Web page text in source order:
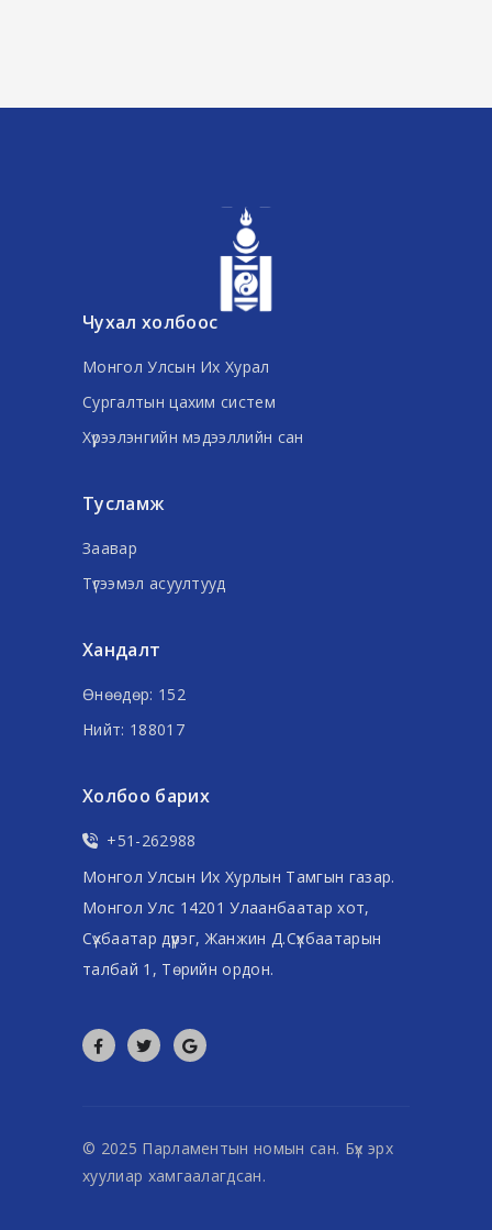
Чухал холбоос
Монгол Улсын Их Хурал
Сургалтын цахим систем
Хүрээлэнгийн мэдээллийн сан
Тусламж
Заавар
Түгээмэл асуултууд
Хандалт
Өнөөдөр: 152
Нийт: 188017
Холбоо барих
+51-262988
Монгол Улсын Их Хурлын Тамгын газар.
Монгол Улс 14201 Улаанбаатар хот,
Сүхбаатар дүүрэг, Жанжин Д.Сүхбаатарын
талбай 1, Төрийн ордон.
© 2025 Парламентын номын сан. Бүх эрх
хуулиар хамгаалагдсан.